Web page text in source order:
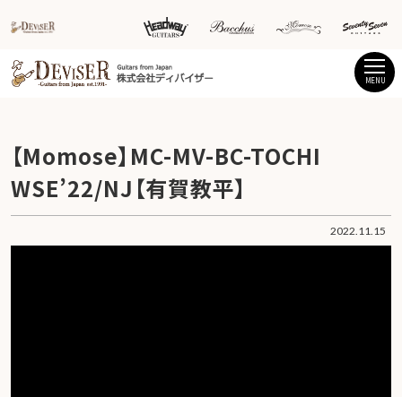
MENU
2022.11.15
【Momose】MC-MV-BC-TOCHI
WSE’22/NJ【有賀教平】